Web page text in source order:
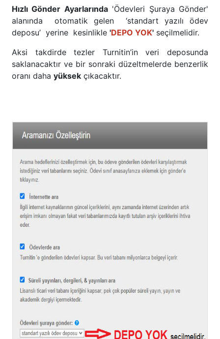
Hızlı Gönder Ayarlarında'Ödevleri Şuraya Gönder'
alanında otomatik gelen ‘standart yazılı ödev
deposu’ yerine kesinlikle 'DEPO YOK' seçilmelidir.
Aksi takdirde tezler Turnitin’in veri deposunda
saklanacaktır ve bir sonraki düzeltmelerde benzerlik
oranı daha yüksek çıkacaktır.